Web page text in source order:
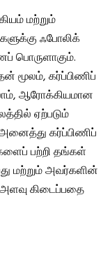
மற்றும்
ஃபோலிக்
பொருளாகும்.
மூலம், கர்ப்பிணிப்
ஆரோக்கியமான
ஏற்படும்
கர்ப்பிணிப்
பற்றி தங்கள்
மற்றும் அவர்களின்
கிடைப்பதை